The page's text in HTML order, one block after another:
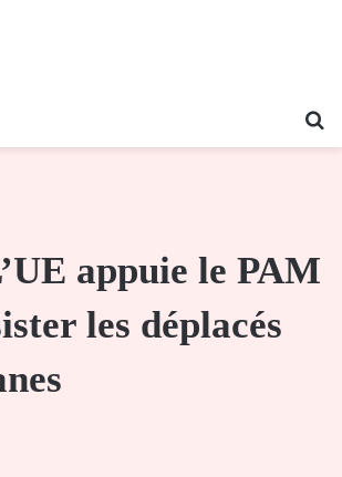
appuie le PAM
les déplacés